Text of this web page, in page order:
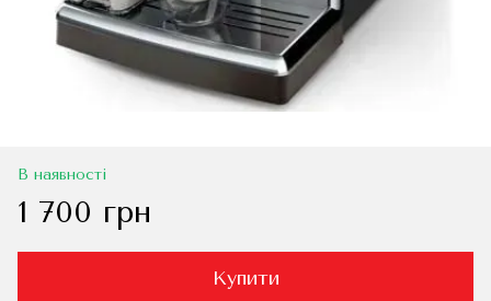
В наявності
1 700 грн
Купити